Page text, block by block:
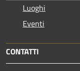
Luoghi
Eventi
CONTATTI